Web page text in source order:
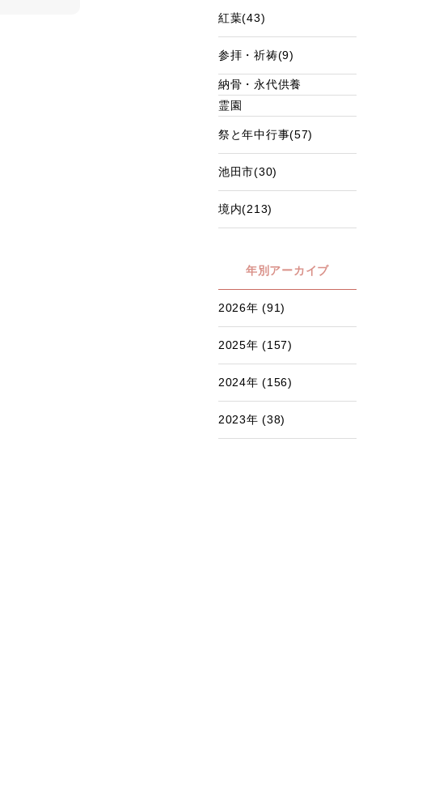
紅葉(43)
参拝・祈祷(9)
納骨・永代供養
霊園
祭と年中行事(57)
池田市(30)
境内(213)
年別アーカイブ
2026年 (91)
2025年 (157)
2024年 (156)
2023年 (38)